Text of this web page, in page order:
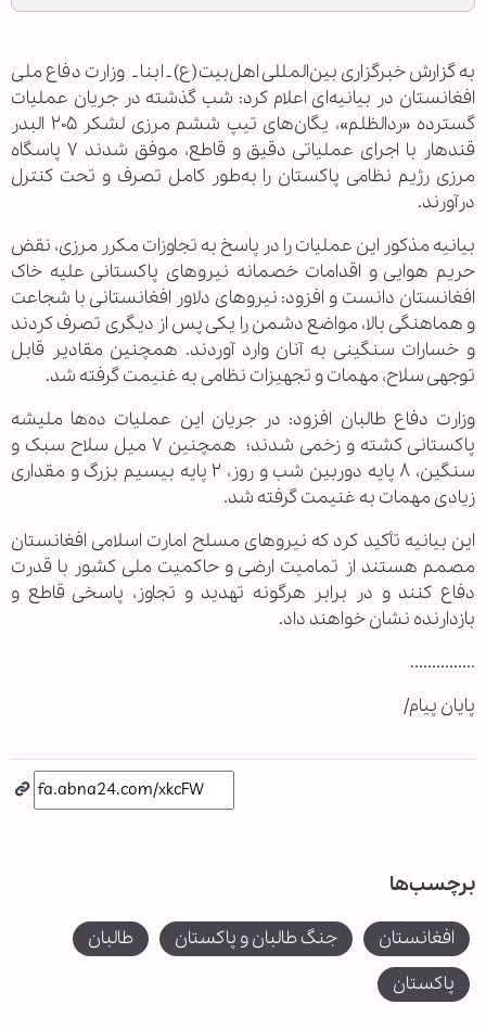
به گزارش خبرگزاری بین‌المللی اهل‌بیت(ع) ـ ابنا ـ وزارت دفاع ملی
افغانستان در بیانیه‌ای اعلام کرد: شب گذشته در جریان عملیات
گسترده «ردالظلم»، یگان‌های تیپ ششم مرزی لشکر ۲۰۵ البدر
قندهار با اجرای عملیاتی دقیق و قاطع، موفق شدند ۷ پاسگاه
مرزی رژیم نظامی پاکستان را به‌طور کامل تصرف و تحت کنترل
درآورند.
بیانیه مذکور این عملیات را در پاسخ به تجاوزات مکرر مرزی، نقض
حریم هوایی و اقدامات خصمانه نیروهای پاکستانی علیه خاک
افغانستان دانست و افزود: نیروهای دلاور افغانستانی با شجاعت
و هماهنگی بالا، مواضع دشمن را یکی پس از دیگری تصرف کردند
و خسارات سنگینی به آنان وارد آوردند. همچنین مقادیر قابل
توجهی سلاح، مهمات و تجهیزات نظامی به غنیمت گرفته شد.
وزارت دفاع طالبان افزود: در جریان این عملیات ده‌ها ملیشه
پاکستانی کشته و زخمی شدند؛ همچنین ۷ میل سلاح سبک و
سنگین، ۸ پایه دوربین شب و روز، ۲ پایه بیسیم بزرگ و مقداری
زیادی مهمات به غنیمت گرفته شد.
این بیانیه تأکید کرد که نیروهای مسلح امارت اسلامی افغانستان
مصمم هستند از تمامیت ارضی و حاکمیت ملی کشور با قدرت
دفاع کنند و در برابر هرگونه تهدید و تجاوز، پاسخی قاطع و
بازدارنده نشان خواهند داد.
...............
پایان پیام/
برچسب‌ها
افغانستان جنگ طالبان و پاکستان
طالبان
پاکستان